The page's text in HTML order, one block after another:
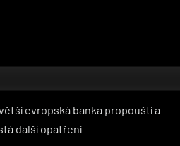
evropská banka propouští a
další opatření